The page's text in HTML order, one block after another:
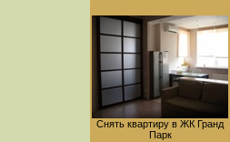
Снять квартиру в ЖК Гранд
Парк